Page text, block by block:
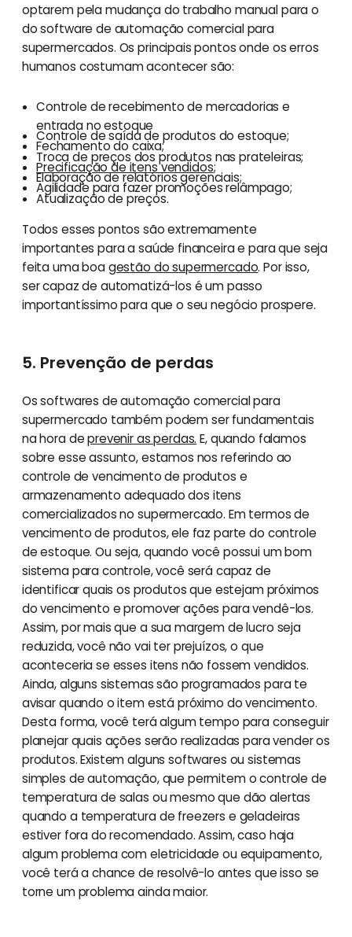
optarem pela mudança do trabalho manual para o
do software de automação comercial para
supermercados. Os principais pontos onde os erros
humanos costumam acontecer são:
Controle de recebimento de mercadorias e
entrada no estoque
Controle de saída de produtos do estoque;
Fechamento do caixa;
Troca de preços dos produtos nas prateleiras;
Precificação de itens vendidos;
Elaboração de relatórios gerenciais;
Agilidade para fazer promoções relâmpago;
Atualização de preços.
Todos esses pontos são extremamente
importantes para a saúde financeira e para que seja
feita uma boagestão do supermercado. Por isso,
ser capaz de automatizá-los é um passo
importantíssimo para que o seu negócio prospere.
5. Prevenção de perdas
Os softwares de automação comercial para
supermercado também podem ser fundamentais
na hora deprevenir as perdas. E, quando falamos
sobre esse assunto, estamos nos referindo ao
controle de vencimento de produtos e
armazenamento adequado dos itens
comercializados no supermercado. Em termos de
vencimento de produtos, ele faz parte do controle
de estoque. Ou seja, quando você possui um bom
sistema para controle, você será capaz de
identificar quais os produtos que estejam próximos
do vencimento e promover ações para vendê-los.
Assim, por mais que a sua margem de lucro seja
reduzida, você não vai ter prejuízos, o que
aconteceria se esses itens não fossem vendidos.
Ainda, alguns sistemas são programados para te
avisar quando o item está próximo do vencimento.
Desta forma, você terá algum tempo para conseguir
planejar quais ações serão realizadas para vender os
produtos. Existem alguns softwares ou sistemas
simples de automação, que permitem o controle de
temperatura de salas ou mesmo que dão alertas
quando a temperatura de freezers e geladeiras
estiver fora do recomendado. Assim, caso haja
algum problema com eletricidade ou equipamento,
você terá a chance de resolvê-lo antes que isso se
torne um problema ainda maior.